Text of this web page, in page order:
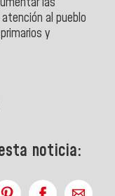
al pueblo
y
noticia: